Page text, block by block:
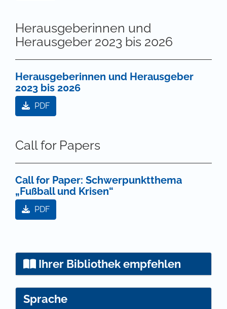
Herausgeberinnen und
Herausgeber 2023 bis 2026
Herausgeberinnen und Herausgeber
2023 bis 2026
PDF
Call for Papers
Call for Paper: Schwerpunktthema
„Fußball und Krisen“
PDF
Ihrer Bibliothek empfehlen
Sprache